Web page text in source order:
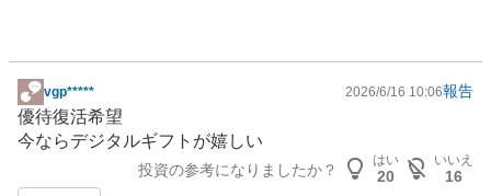
掲
示
板
vgp***** 2026/6/16 10:06報告
優待復活希望
今ならデジタルギフトが嬉しい
投資の参考になりましたか？
はい
20
いいえ
16